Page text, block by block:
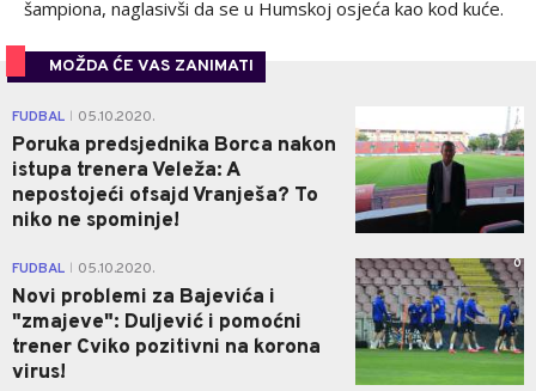
šampiona, naglasivši da se u Humskoj osjeća kao kod kuće.
MOŽDA ĆE VAS ZANIMATI
FUDBAL 05.10.2020.
Poruka predsjednika Borca nakon
istupa trenera Veleža: A
nepostojeći ofsajd Vranješa? To
niko ne spominje!
0
FUDBAL 05.10.2020.
Novi problemi za Bajevića i
"zmajeve": Duljević i pomoćni
trener Cviko pozitivni na korona
virus!
0